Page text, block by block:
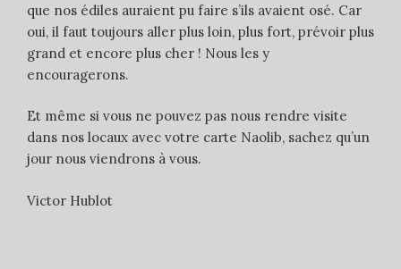
que nos édiles auraient pu faire s’ils avaient osé. Car
oui, il faut toujours aller plus loin, plus fort, prévoir plus
grand et encore plus cher ! Nous les y
encouragerons.
Et même si vous ne pouvez pas nous rendre visite
dans nos locaux avec votre carte Naolib, sachez qu’un
jour nous viendrons à vous.
Victor Hublot